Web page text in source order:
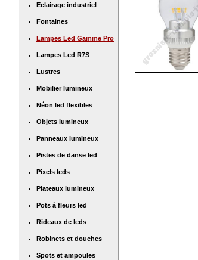
Eclairage industriel
Fontaines
Lampes Led Gamme Pro
Lampes Led R7S
Lustres
Mobilier lumineux
Néon led flexibles
Objets lumineux
Panneaux lumineux
Pistes de danse led
Pixels leds
Plateaux lumineux
Pots à fleurs led
Rideaux de leds
Robinets et douches
Spots et ampoules